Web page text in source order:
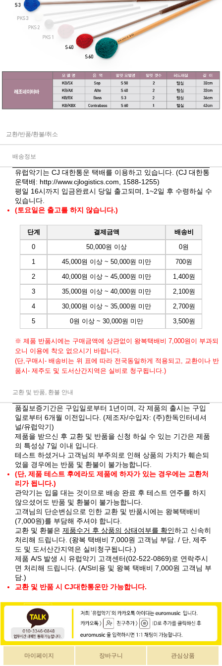
교환/반품/환불/취소
배송정보
유럽악기는 CJ 대한통운 택배를 이용하고 있습니다. (CJ 대한통
운택배: http://www.cjlogistics.com, 1588-1255)
평일 16시까지 입금완료시 당일 출고되며, 1~2일 후 수령하실 수
있습니다.
(토요일은 출고를 하지 않습니다.)
단계 결제금액
배송비
0
50,000원 이상
0원
1
45,000원 이상 ~ 50,000원 미만
700원
2
40,000원 이상 ~ 45,000원 미만
1,400원
3
35,000원 이상 ~ 40,000원 미만
2,100원
4
30,000원 이상 ~ 35,000원 미만
2,700원
5
0원 이상 ~ 30,000원 미만 3,500원
※ 제품 반품시에는 구매금액에 상관없이 왕복택배비 7,000원이 부과되
오니 이용에 착오 없으시기 바랍니다.
(단,구매시- 배송비는 위 표에 따라 전국동일하게 적용되고, 교환이나 반
품시- 제주도 및 도서산간지역은 실비로 청구됩니다.)
교환 및 반품, 환불 안내
품질보증기간은 구입일로부터 1년이며, 각 제품의 출시는 구입
일로부터 6개월 이전입니다. (제조자/수입자: (주)한독인터네셔
널/유럽악기)
제품을 받으신 후 교환 및 반품을 신청 하실 수 있는 기간은 제품
의 특성상 7일 이내 입니다.
테스트 하셨거나 고객님의 부주의로 인해 상품의 가치가 훼손되
었을 경우에는 반품 및 환불이 불가능합니다.
(단, 제품 테스트 후에라도 제품에 하자가 있는 경우에는 교환처
리가 됩니다.)
관악기는 입을 대는 것이므로 배송 완료 후 테스트 연주를 하지
않으셨어도 반품 및 환불이 불가능합니다.
고객님의 단순변심으로 인한 교환 및 반품시에는 왕복택배비
(7,000원)를 부담해 주셔야 합니다.
교환 및 환불은 제품수거 후 상품의 상태여부를 확인하고 신속히
처리해 드립니다. (왕복 택배비 7,000원 고객님 부담. / 단, 제주
도 및 도서산간지역은 실비청구됩니다.)
제품 A/S 발생 시 유럽악기 고객센터(02-522-0869)로 연락주시
면 처리해 드립니다. (A/S비용 및 왕복 택배비 7,000원 고객님 부
담.)
교환 및 반품 시 CJ대한통운만 가능합니다.
마이페이지 장바구니 관심상품